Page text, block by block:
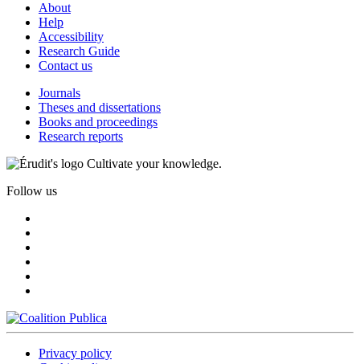
About
Help
Accessibility
Research Guide
Contact us
Journals
Theses and dissertations
Books and proceedings
Research reports
Cultivate your knowledge.
Follow us
Privacy policy